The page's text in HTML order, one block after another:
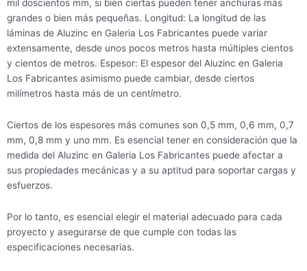
mil doscientos mm, si bien ciertas pueden tener anchuras más
grandes o bien más pequeñas. Longitud: La longitud de las
láminas de Aluzinc en Galeria Los Fabricantes puede variar
extensamente, desde unos pocos metros hasta múltiples cientos
y cientos de metros. Espesor: El espesor del Aluzinc en Galeria
Los Fabricantes asimismo puede cambiar, desde ciertos
milímetros hasta más de un centímetro.
Ciertos de los espesores más comunes son 0,5 mm, 0,6 mm, 0,7
mm, 0,8 mm y uno mm. Es esencial tener en consideración que la
medida del Aluzinc en Galeria Los Fabricantes puede afectar a
sus propiedades mecánicas y a su aptitud para soportar cargas y
esfuerzos.
Por lo tanto, es esencial elegir el material adecuado para cada
proyecto y asegurarse de que cumple con todas las
especificaciones necesarias.